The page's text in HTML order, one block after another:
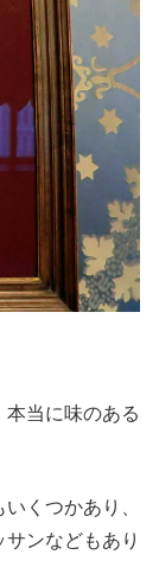
当に味のある
くつかあり、
ンなどもあり